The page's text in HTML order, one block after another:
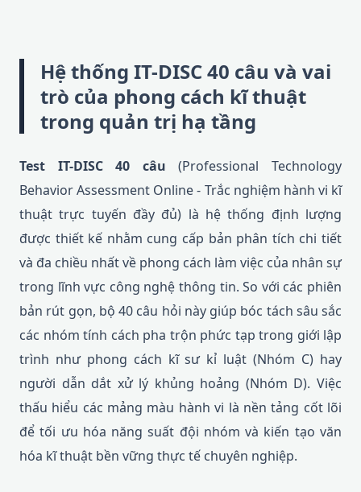
Hệ thống IT-DISC 40 câu và vai
trò của phong cách kĩ thuật
trong quản trị hạ tầng
Test IT-DISC 40 câu (Professional Technology
Behavior Assessment Online - Trắc nghiệm hành vi kĩ
thuật trực tuyến đầy đủ) là hệ thống định lượng
được thiết kế nhằm cung cấp bản phân tích chi tiết
và đa chiều nhất về phong cách làm việc của nhân sự
trong lĩnh vực công nghệ thông tin. So với các phiên
bản rút gọn, bộ 40 câu hỏi này giúp bóc tách sâu sắc
các nhóm tính cách pha trộn phức tạp trong giới lập
trình như phong cách kĩ sư kỉ luật (Nhóm C) hay
người dẫn dắt xử lý khủng hoảng (Nhóm D). Việc
thấu hiểu các mảng màu hành vi là nền tảng cốt lõi
để tối ưu hóa năng suất đội nhóm và kiến tạo văn
hóa kĩ thuật bền vững thực tế chuyên nghiệp.